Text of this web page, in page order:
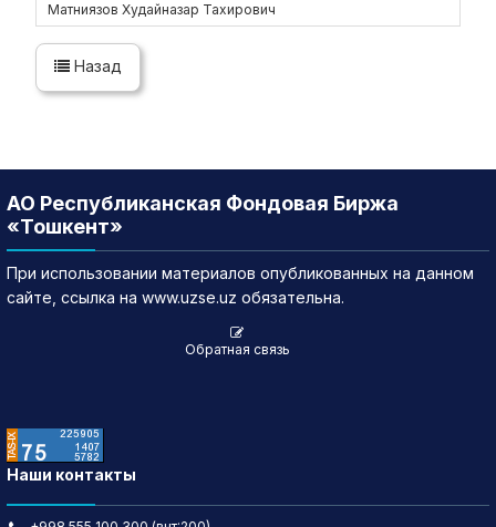
Матниязов Худайназар Тахирович
Назад
АО Республиканская Фондовая Биржа
«Тошкент»
При использовании материалов опубликованных на данном
сайте, ссылка на www.uzse.uz обязательна.
Обратная связь
Наши контакты